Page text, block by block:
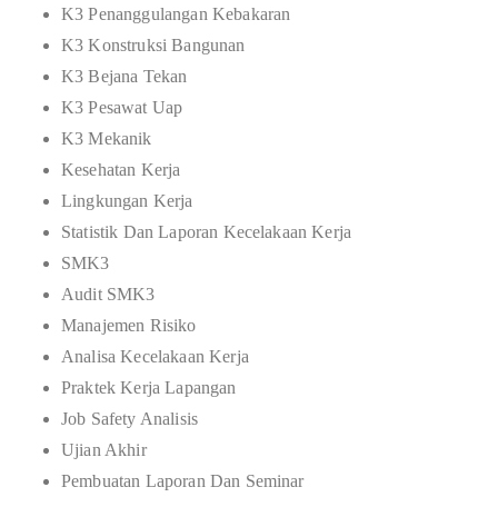
K3 Penanggulangan Kebakaran
K3 Konstruksi Bangunan
K3 Bejana Tekan
K3 Pesawat Uap
K3 Mekanik
Kesehatan Kerja
Lingkungan Kerja
Statistik Dan Laporan Kecelakaan Kerja
SMK3
Audit SMK3
Manajemen Risiko
Analisa Kecelakaan Kerja
Praktek Kerja Lapangan
Job Safety Analisis
Ujian Akhir
Pembuatan Laporan Dan Seminar